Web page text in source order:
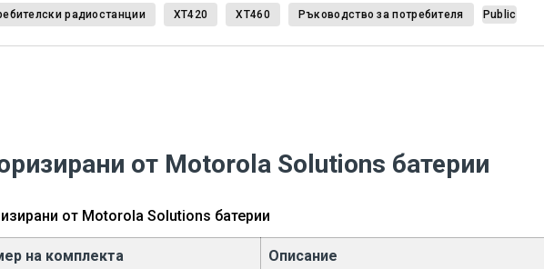
радиостанции XT420 XT460 Ръководство за потребителя Public
от Motorola Solutions батерии
от Motorola Solutions батерии
на комплекта Описание